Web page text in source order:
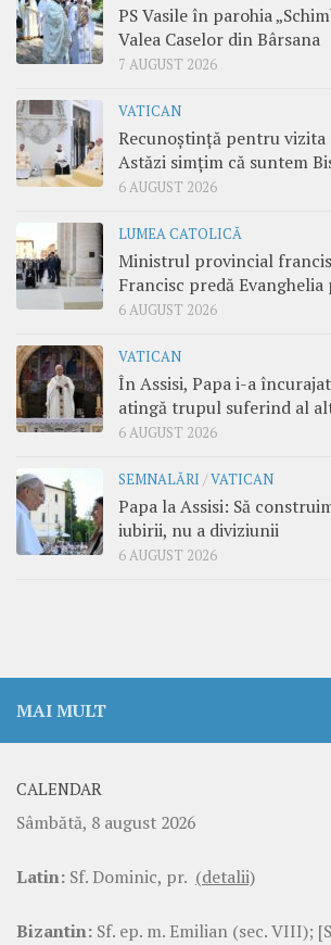
PS Vasile în parohia
Valea Caselor din Bârsana
7 AUGUST 2026
VATICAN
Recunoștință pentru vizita
Astăzi simțim că suntem
6 AUGUST 2026
LUMEA CATOLICĂ
Ministrul provincial
Francisc predă Evanghelia
6 AUGUST 2026
VATICAN
În Assisi, Papa i-a
atingă trupul suferind al
6 AUGUST 2026
SEMNALĂRI /VATICAN
Papa la Assisi: Să
iubirii, nu a diviziunii
6 AUGUST 2026
MAI MULT
CALENDAR
Sâmbătă, 8 august 2026
Latin: Sf. Dominic, pr. (detalii)
Bizantin: Sf. ep. m. Emilian (sec. VIII);